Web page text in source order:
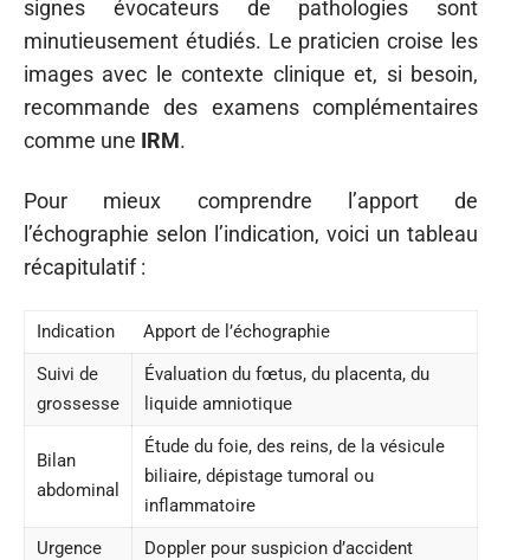
signes évocateurs de pathologies sont
minutieusement étudiés. Le praticien croise les
images avec le contexte clinique et, si besoin,
recommande des examens complémentaires
comme une IRM.
Pour mieux comprendre l’apport de
l’échographie selon l’indication, voici un tableau
récapitulatif :
Indication
Apport de l’échographie
Suivi de
grossesse
Évaluation du fœtus, du placenta, du
liquide amniotique
Bilan
abdominal
Étude du foie, des reins, de la vésicule
biliaire, dépistage tumoral ou
inflammatoire
Urgence
Doppler pour suspicion d’accident